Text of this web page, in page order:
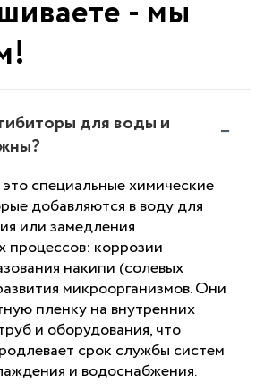
- мы
для воды и
специальные химические
добавляются в воду для
или замедления
процессов: коррозии
накипи (солевых
микроорганизмов. Они
пленку на внутренних
и оборудования, что
срок службы систем
и водоснабжения.